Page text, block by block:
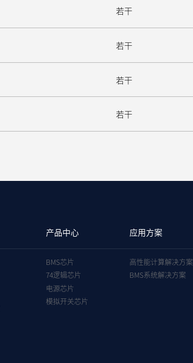
若干
若干
若干
若干
产品中心
BMS芯片
74逻辑芯片
电源芯片
模拟开关芯片
应用方案
高性能计算解决方案
BMS系统解决方案